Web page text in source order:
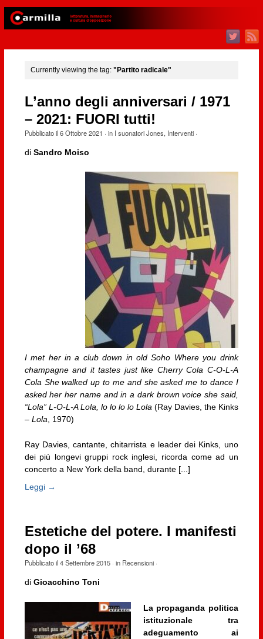
Currently viewing the tag: "Partito radicale"
L’anno degli anniversari / 1971
– 2021: FUORI tutti!
Pubblicato il6 Ottobre 2021 · in I suonatori Jones, Interventi·
di Sandro Moiso
I met her in a club down in old Soho Where you drink
champagne and it tastes just like Cherry Cola C-O-L-A
Cola She walked up to me and she asked me to dance I
asked her her name and in a dark brown voice she said,
“Lola” L-O-L-A Lola, lo lo lo lo Lola (Ray Davies, the Kinks
– Lola , 1970)
Ray Davies, cantante, chitarrista e leader dei Kinks, uno
dei più longevi gruppi rock inglesi, ricorda come ad un
concerto a New York della band, durante [...]
Leggi →
Estetiche del potere. I manifesti
dopo il ’68
Pubblicato il4 Settembre 2015· in Recensioni·
di Gioacchino Toni
La propaganda politica
istituzionale tra
adeguamento ai